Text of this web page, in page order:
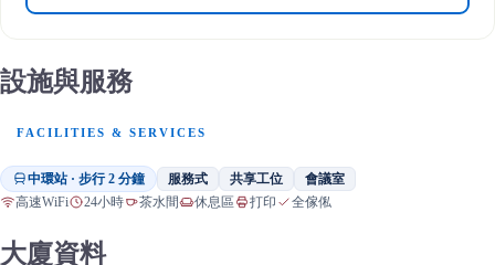
設施與服務
FACILITIES & SERVICES
中環站 · 步行 2 分鐘 服務式 共享工位 會議室
高速WiFi 24小時 茶水間 休息區 打印 全傢俬
大廈資料